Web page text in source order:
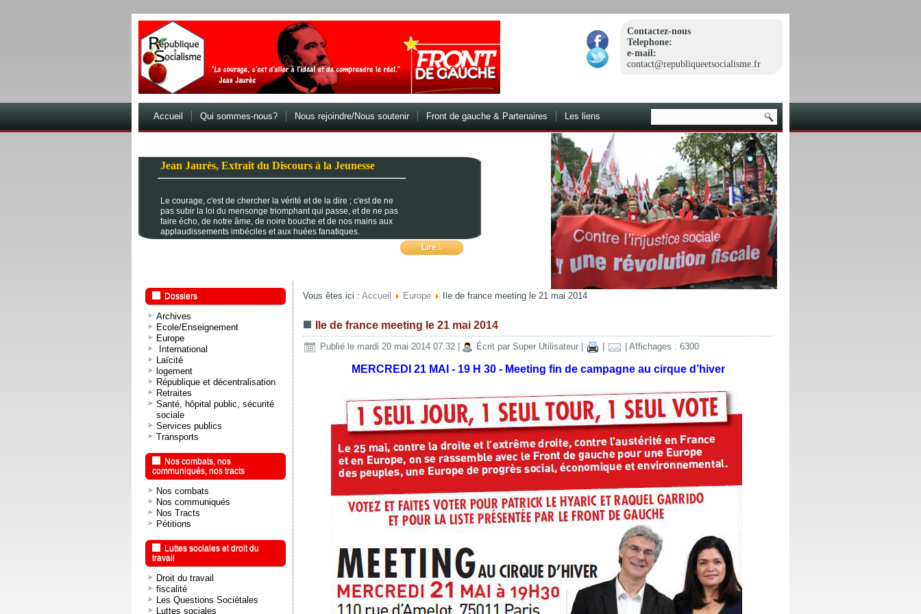
Contactez-nous
Telephone:
e-mail:
contact@republiqueetsocialisme.fr
Jean Jaurès, Extrait du Discours à la Jeunesse
Le courage, c'est de chercher la vérité et de la dire ; c'est de ne
pas subir la loi du mensonge triomphant qui passe, et de ne pas
faire écho, de notre âme, de noire bouche et de nos mains aux
applaudissements imbéciles et aux huées fanatiques.
Lire...
Accueil Qui sommes-nous? Nous rejoindre/Nous soutenir Front de gauche & Partenaires Les liens
Dossiers
Archives
Ecole/Enseignement
Europe
International
Laïcité
logement
République et décentralisation
Retraites
Santé, hôpital public, sécurité
sociale
Services publics
Transports
Nos combats, nos
communiqués, nos tracts
Nos combats
Nos communiqués
Nos Tracts
Pétitions
Luttes sociales et droit du
travail
Droit du travail
fiscalité
Les Questions Sociétales
Luttes sociales
Vous êtes ici : Accueil Europe Ile de france meeting le 21 mai 2014
Ile de france meeting le 21 mai 2014
Publié le mardi 20 mai 2014 07:32 Écrit par Super Utilisateur | Affichages : 6300
MERCREDI 21 MAI - 19 H 30 - Meeting fin de campagne au cirque d’hiver